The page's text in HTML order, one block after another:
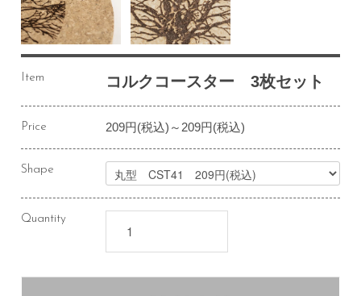
Item コルクコースター 3枚セット
Price 209円(税込)～209円(税込)
Shape
Quantity